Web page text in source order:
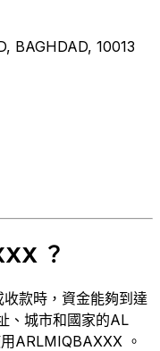
BAGHDAD, 10013
？
款時，資金能夠到達
、城市和國家的AL
ARLMIQBAXXX 。